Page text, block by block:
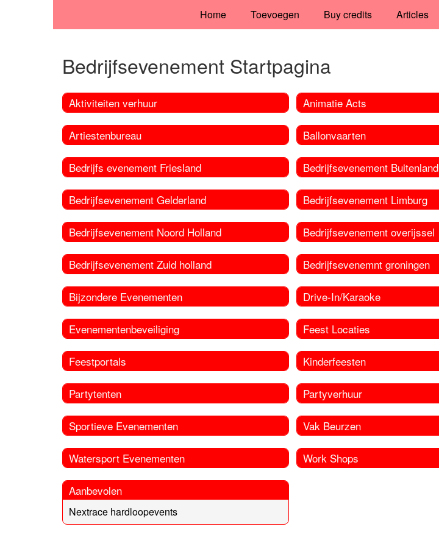
Home Toevoegen Buy credits Articles
Bedrijfsevenement Startpagina
Aktiviteiten verhuur
Artiestenbureau
Bedrijfs evenement Friesland
Bedrijfsevenement Gelderland
Bedrijfsevenement Noord Holland
Bedrijfsevenement Zuid holland
Bijzondere Evenementen
Evenementenbeveiliging
Feestportals
Partytenten
Sportieve Evenementen
Watersport Evenementen
Aanbevolen
Nextrace hardloopevents
Animatie Acts
Ballonvaarten
Bedrijfsevenement Buitenland
Bedrijfsevenement Limburg
Bedrijfsevenement overijssel
Bedrijfsevenemnt groningen
Drive-In/Karaoke
Feest Locaties
Kinderfeesten
Partyverhuur
Vak Beurzen
Work Shops